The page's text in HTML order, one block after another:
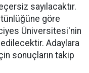
sayılacaktır.
göre
Üniversitesi'nin
Adaylara
sonuçların takip